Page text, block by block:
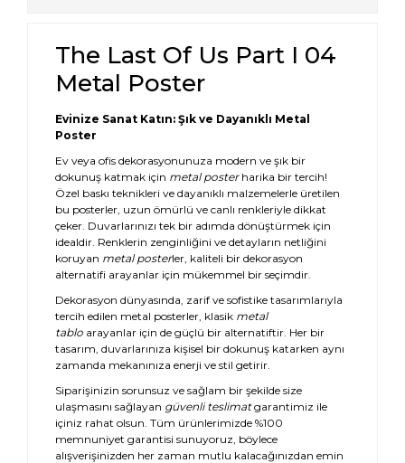
The Last Of Us Part I 04
Metal Poster
Evinize Sanat Katın: Şık ve Dayanıklı Metal
Poster
Ev veya ofis dekorasyonunuza modern ve şık bir
dokunuş katmak için metal posterharika bir tercih!
Özel baskı teknikleri ve dayanıklı malzemelerle üretilen
bu posterler, uzun ömürlü ve canlı renkleriyle dikkat
çeker. Duvarlarınızı tek bir adımda dönüştürmek için
idealdir. Renklerin zenginliğini ve detayların netliğini
koruyan metal posterler, kaliteli bir dekorasyon
alternatifi arayanlar için mükemmel bir seçimdir.
Dekorasyon dünyasında, zarif ve sofistike tasarımlarıyla
tercih edilen metal posterler, klasik metal
tablo arayanlar için de güçlü bir alternatiftir. Her bir
tasarım, duvarlarınıza kişisel bir dokunuş katarken aynı
zamanda mekanınıza enerji ve stil getirir.
Siparişinizin sorunsuz ve sağlam bir şekilde size
ulaşmasını sağlayan güvenli teslimatgarantimiz ile
içiniz rahat olsun. Tüm ürünlerimizde %100
memnuniyet garantisi sunuyoruz, böylece
alışverişinizden her zaman mutlu kalacağınızdan emin